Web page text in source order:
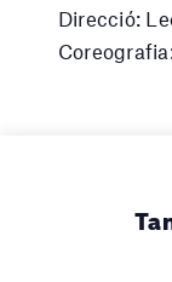
Direcció: